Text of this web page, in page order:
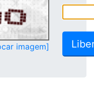
imagem]